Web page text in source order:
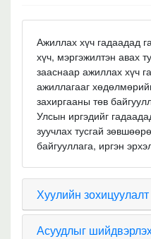
Ажиллах хүч гадаадад
хүч, мэргэжилтэн авах
зааснаар ажиллах хүч
ажиллагааг
захиргааны төв
Улсын иргэдийг
зуучлах тусгай
байгууллага, иргэн
Хуулийн зохицуулалт
Асуудлыг